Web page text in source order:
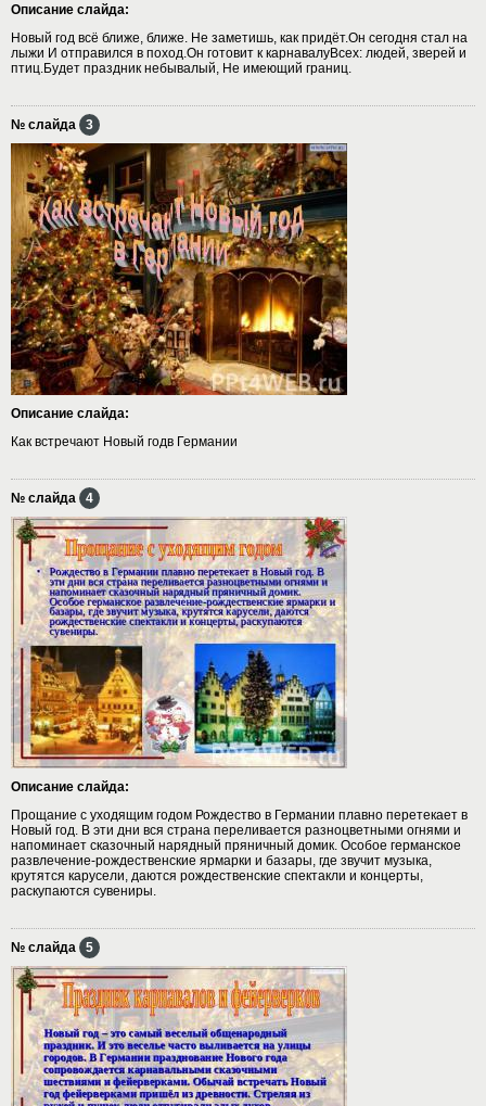
Описание слайда:
Новый год всё ближе, ближе. Не заметишь, как придёт.Он сегодня стал на
лыжи И отправился в поход.Он готовит к карнавалуВсех: людей, зверей и
птиц.Будет праздник небывалый, Не имеющий границ.
№ слайда 3
Описание слайда:
Как встречают Новый годв Германии
№ слайда 4
Описание слайда:
Прощание с уходящим годом Рождество в Германии плавно перетекает в
Новый год. В эти дни вся страна переливается разноцветными огнями и
напоминает сказочный нарядный пряничный домик. Особое германское
развлечение-рождественские ярмарки и базары, где звучит музыка,
крутятся карусели, даются рождественские спектакли и концерты,
раскупаются сувениры.
№ слайда 5